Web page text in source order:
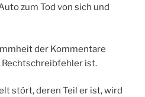
zum Tod von sich und
der Kommentare
ist.
stört, deren Teil er ist, wird